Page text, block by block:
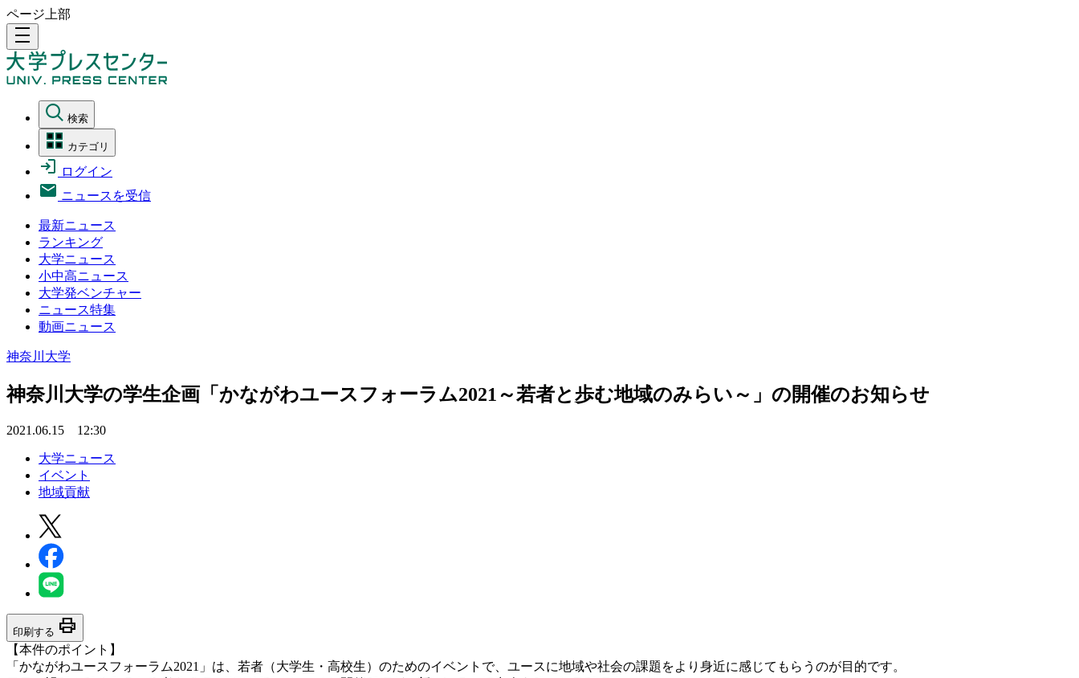
ページ上部
density_medium
検索
カテゴリ
ログイン
ニュースを受信
最新ニュース
ランキング
大学ニュース
小中高ニュース
大学発ベンチャー
ニュース特集
動画ニュース
神奈川大学
神奈川大学の学生企画「かながわユースフォーラム2021～若者と歩む地域のみらい～」の開催のお知らせ
2021.06.15 12:30
大学ニュース
イベント
地域貢献
印刷する print
【本件のポイント】
「かながわユースフォーラム2021」は、若者（大学生・高校生）のためのイベントで、ユースに地域や社会の課題をより身近に感じてもらうのが目的です。